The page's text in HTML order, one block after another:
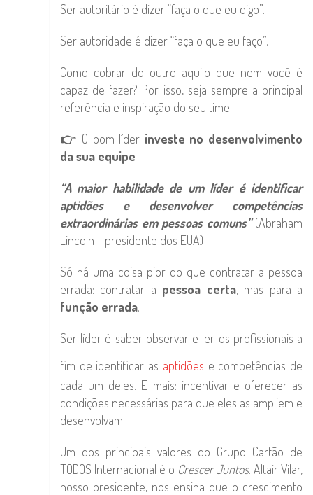
Ser autoritário é dizer “faça o que eu digo”.
Ser autoridade é dizer “faça o que eu faço”.
Como cobrar do outro aquilo que nem você é
capaz de fazer? Por isso, seja sempre a principal
referência e inspiração do seu time!
👉 O bom líder investe no desenvolvimento
da sua equipe
“A maior habilidade de um líder é identificar
aptidões e desenvolver competências
extraordinárias em pessoas comuns”(Abraham
Lincoln - presidente dos EUA)
Só há uma coisa pior do que contratar a pessoa
errada: contratar a pessoa certa, mas para a
função errada.
Ser líder é saber observar e ler os profissionais a
fim de identificar as aptidões e competências de
cada um deles. E mais: incentivar e oferecer as
condições necessárias para que eles as ampliem e
desenvolvam.
Um dos principais valores do Grupo Cartão de
TODOS Internacional é o Crescer Juntos. Altair Vilar,
nosso presidente, nos ensina que o crescimento